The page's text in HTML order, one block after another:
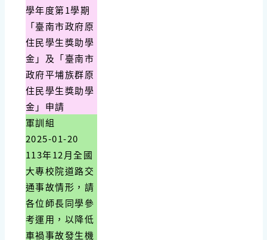
學年度第1學期
「臺南市政府原
住民學生獎助學
金」及「臺南市
政府平埔族群原
住民學生獎助學
金」申請
軍訓組
2025-01-20
113年12月全國
大專校院道路交
通事故情形，請
各位師長同學參
考運用，以降低
車禍事故發生機